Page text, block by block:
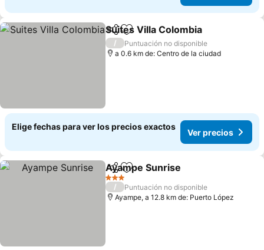
CompartirAgregar a favoritos
Suites Villa Colombia
/
Puntuación no disponible
a 0.6 km de: Centro de la ciudad
Elige fechas para ver los precios exactos
Ver precios
CompartirAgregar a favoritos
Ayampe Sunrise
3 Estrellas
/
Puntuación no disponible
Ayampe, a 12.8 km de: Puerto López